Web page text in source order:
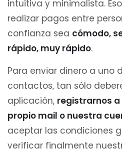
intuitiva y minimalista.
realizar pagos entre
confianza sea cómodo,
rápido, muy rápido.
Para enviar dinero a uno
contactos, tan sólo
aplicación, registrarnos
propio mail o nuestra
aceptar las condiciones
verificar finalmente